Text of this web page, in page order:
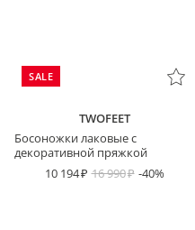
SALE
TWOFEET
Босоножки лаковые с
декоративной пряжкой
10 194
16 990 -40%